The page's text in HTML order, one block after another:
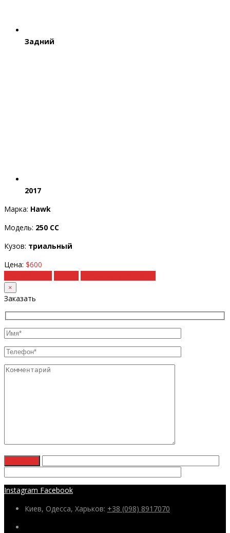
Задний
2017
Марка: Hawk
Модель: 250 CC
Кузов: триальный
Цена: $600
×
Заказать
Instagram Facebook
Киев, Одесса, Харьков: +38 (098) 8917070